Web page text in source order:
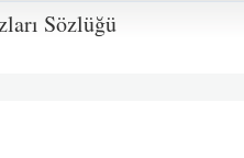
Sözlüğü